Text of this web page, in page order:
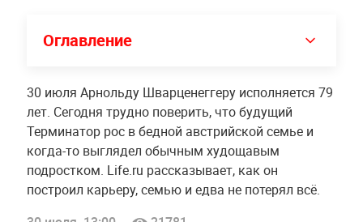
Оглавление
30 июля Арнольду Шварценеггеру исполняется 79
лет. Сегодня трудно поверить, что будущий
Терминатор рос в бедной австрийской семье и
когда-то выглядел обычным худощавым
подростком. Life.ru рассказывает, как он
построил карьеру, семью и едва не потерял всё.